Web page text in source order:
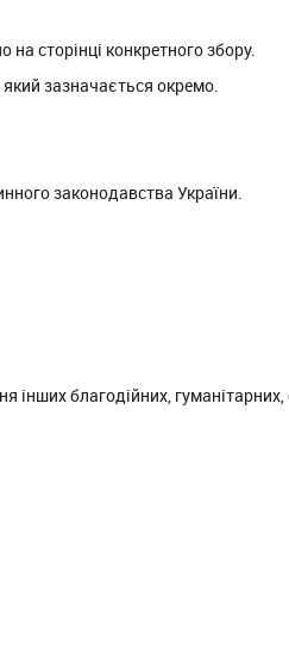
на сторінці конкретного збору.
зазначається окремо.
законодавства України.
благодійних, гуманітарних,